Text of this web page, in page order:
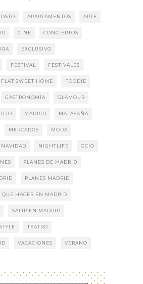
APARTAMENTOS ARTE
CINE CONCIERTOS
EXCLUSIVO
FESTIVAL FESTIVALES
FLAT SWEET HOME FOODIE
GASTRONOMÍA GLAMOUR
MADRID MALASAÑA
MERCADOS MODA
NAVIDAD NIGHTLIFE OCIO
PLANES DE MADRID
PLANES MADRID
QUÉ HACER EN MADRID
SALIR EN MADRID
STYLE TEATRO
VACACIONES VERANO